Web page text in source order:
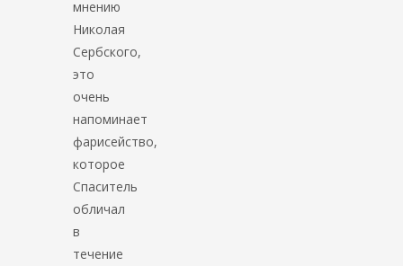
мнению
Николая
Сербского,
это
очень
напоминает
фарисейство,
которое
Спаситель
обличал
в
течение